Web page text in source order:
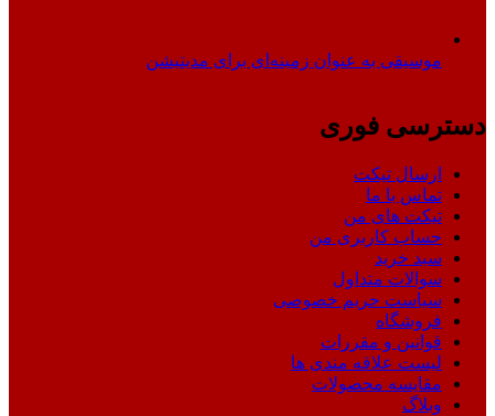
موسیقی به عنوان زمینه‌ای برای مدیتیشن
دسترسی فوری
ارسال تیکت
تماس با ما
تیکت های من
حساب کاربری من
سبد خرید
سوالات متداول
سیاست حریم خصوصی
فروشگاه
قوانین و مقررات
لیست علاقه مندی ها
مقایسه محصولات
وبلاگ